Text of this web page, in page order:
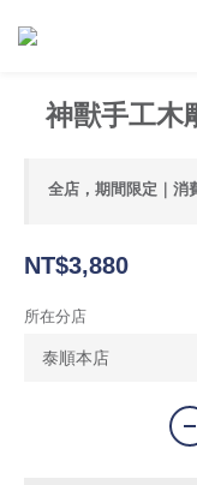
神獸手工木
全店，期間限定｜消
NT$3,880
所在分店